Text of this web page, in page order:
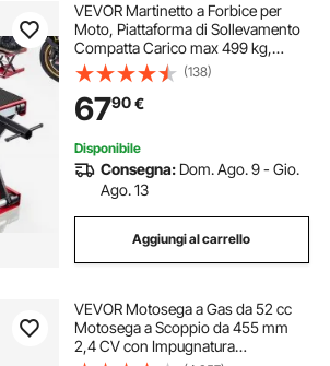
VEVOR Martinetto a Forbice per
Moto, Piattaforma di Sollevamento
Compatta Carico max 499 kg,
Escursione di Sollevamento 9,5-34
cm per Manutenzione Moto da
Officina Garage, Sollevatore in
Acciaio
(138)
6790€
Disponibile
Consegna: Dom. Ago. 9 - Gio.
Ago. 13
Aggiungi al carrello
VEVOR Motosega a Gas da 52 cc
Motosega a Scoppio da 455 mm
2,4 CV con Impugnatura